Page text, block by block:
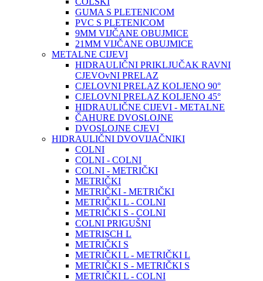
GUMA S PLETENICOM
PVC S PLETENICOM
9MM VIJČANE OBUJMICE
21MM VIJČANE OBUJMICE
METALNE CIJEVI
HIDRAULIČNI PRIKLJUČAK RAVNI
CJEVOvNI PRELAZ
CJELOVNI PRELAZ KOLJENO 90°
CJELOVNI PRELAZ KOLJENO 45°
HIDRAULIČNE CIJEVI - METALNE
ČAHURE DVOSLOJNE
DVOSLOJNE CJEVI
HIDRAULIČNI DVOVIJAČNIKI
COLNI
COLNI - COLNI
COLNI - METRIČKI
METRIČKI
METRIČKI - METRIČKI
METRIČKI L - COLNI
METRIČKI S - COLNI
COLNI PRIGUŠNI
METRISCH L
METRIČKI S
METRIČKI L - METRIČKI L
METRIČKI S - METRIČKI S
METRIČKI L - COLNI